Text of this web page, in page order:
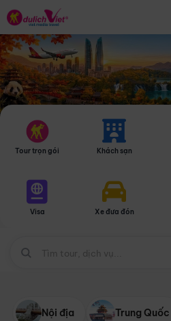
Tour trọn gói Khách sạn
Visa Xe đưa đón
Nội địa Trung Quốc